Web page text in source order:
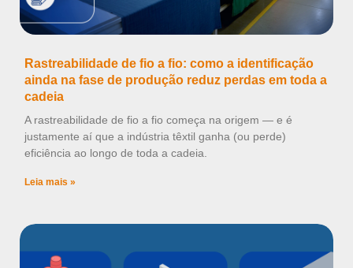
Rastreabilidade de fio a fio: como a identificação
ainda na fase de produção reduz perdas em toda a
cadeia
A rastreabilidade de fio a fio começa na origem — e é
justamente aí que a indústria têxtil ganha (ou perde)
eficiência ao longo de toda a cadeia.
Leia mais »